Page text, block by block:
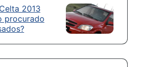
2013
procurado